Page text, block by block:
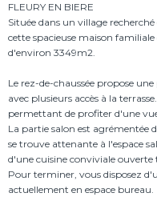
FLEURY EN BIERE
Située dans un village
cette spacieuse maison
d'environ 3349m2.
Le rez-de-chaussée propose
avec plusieurs accès à la
permettant de profiter d'une
La partie salon est agrémentée
se trouve attenante à l'espace
d'une cuisine conviviale ouverte
Pour terminer, vous disposez
actuellement en espace bureau.